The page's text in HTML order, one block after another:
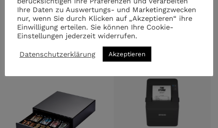
Ähnliche Artikel
Ihre Daten zu Auswertungs- und Marketingzwecken
nur, wenn Sie durch Klicken auf „Akzeptieren“ ihre
Einwilligung erteilen. Sie können Ihre Cookie-
Einstellungen jederzeit widerrufen.
Datenschutzerklärung Akzeptieren